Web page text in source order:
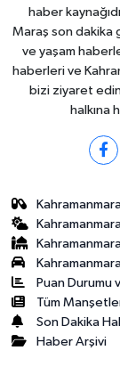
haber
Maraş son dakika
ve yaşam
haberleri ve
bizi ziyaret
halkına
Puan Durumu
Tüm
Son Dakika
Haber Arşivi